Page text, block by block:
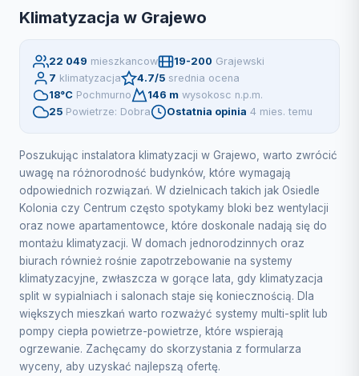
Klimatyzacja w Grajewo
22 049 mieszkancow 19-200 Grajewski
7 klimatyzacja 4.7/5 srednia ocena
18°C Pochmurno 146 m wysokosc n.p.m.
25 Powietrze: Dobra Ostatnia opinia 4 mies. temu
Poszukując instalatora klimatyzacji w Grajewo, warto zwrócić
uwagę na różnorodność budynków, które wymagają
odpowiednich rozwiązań. W dzielnicach takich jak Osiedle
Kolonia czy Centrum często spotykamy bloki bez wentylacji
oraz nowe apartamentowce, które doskonale nadają się do
montażu klimatyzacji. W domach jednorodzinnych oraz
biurach również rośnie zapotrzebowanie na systemy
klimatyzacyjne, zwłaszcza w gorące lata, gdy klimatyzacja
split w sypialniach i salonach staje się koniecznością. Dla
większych mieszkań warto rozważyć systemy multi-split lub
pompy ciepła powietrze-powietrze, które wspierają
ogrzewanie. Zachęcamy do skorzystania z formularza
wyceny, aby uzyskać najlepszą ofertę.